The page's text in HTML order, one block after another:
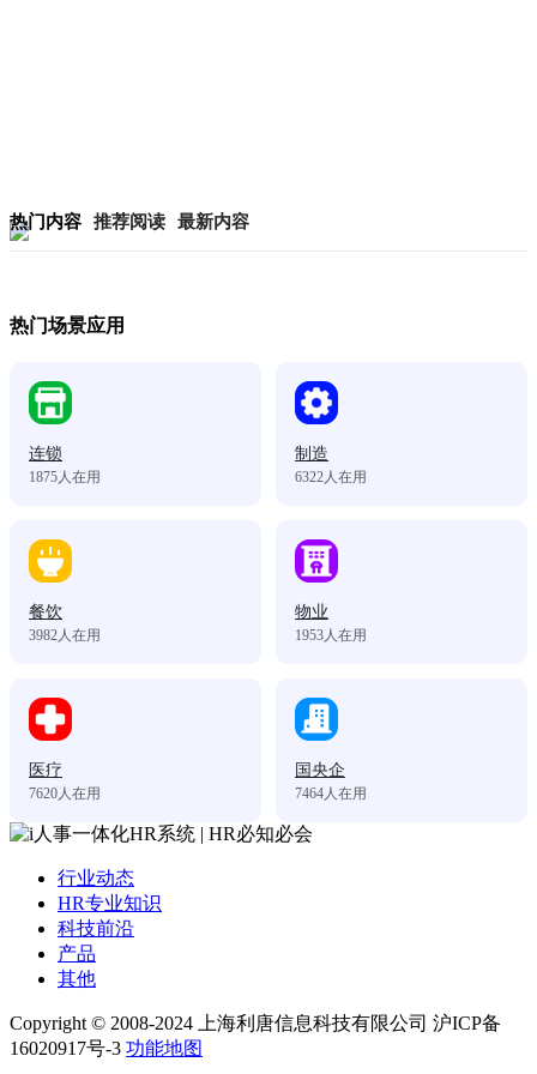
热门内容 推荐阅读 最新内容
热门场景应用
连锁
1875 人在用
制造
6322 人在用
餐饮
3982 人在用
物业
1953 人在用
医疗
7620 人在用
国央企
7464 人在用
行业动态
HR专业知识
科技前沿
产品
其他
Copyright © 2008-2024 上海利唐信息科技有限公司 沪ICP备
16020917号-3 功能地图